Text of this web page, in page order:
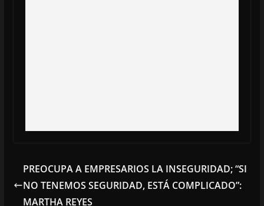
PREOCUPA A EMPRESARIOS LA INSEGURIDAD; “SI
NO TENEMOS SEGURIDAD, ESTÁ COMPLICADO”:
MARTHA REYES